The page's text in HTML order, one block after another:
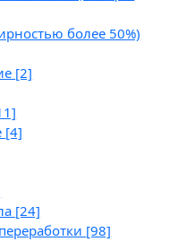
более 50%)
[2]
[4]
[24]
[98]